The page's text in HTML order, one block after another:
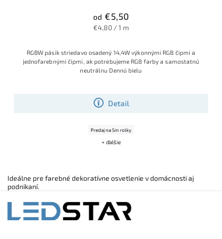
od €5,50
€4,80 / 1 m
Detail
RGBW pásik striedavo osadený 14,4W výkonnými RGB čipmi a
jednofarebnými čipmi, ak potrebujeme RGB farby a samostatnú
neutrálnu Dennú bielu
Predaj na 5m rolky
+ ďalšie
Ideálne pre farebné dekoratívne osvetlenie v domácnosti aj
podnikaní.